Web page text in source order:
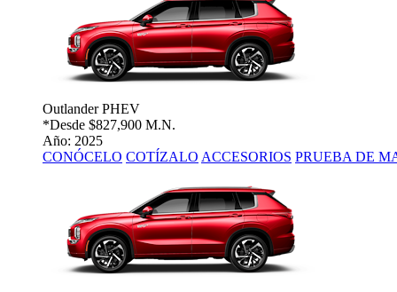
Outlander PHEV
*Desde $827,900 M.N.
Año: 2025
CONÓCELO COTÍZALO ACCESORIOS PRUEBA DE